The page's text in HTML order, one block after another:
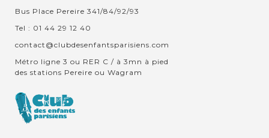
Bus Place Pereire 341/84/92/93
Tel : 01 44 29 12 40
contact@clubdesenfantsparisiens.com
Métro ligne 3 ou RER C / à 3mn à pied
des stations Pereire ou Wagram